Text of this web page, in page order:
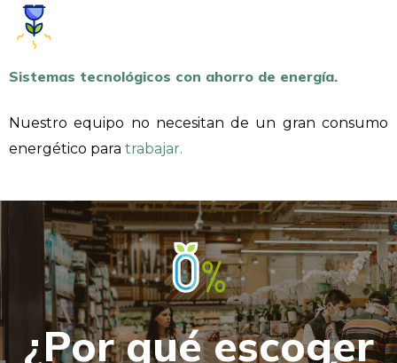
Sistemas tecnológicos con ahorro de energía.
Nuestro equipo no necesitan de un gran consumo
energético para trabajar.
¿Por qué escoger